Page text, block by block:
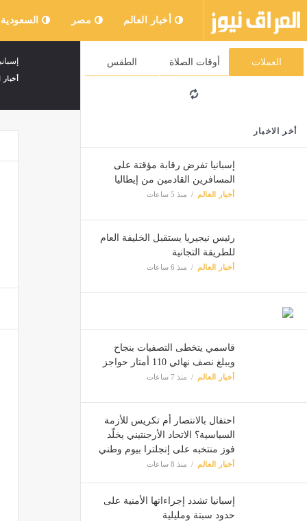
أخبار العالم مصر السعودية
العملات أوقات الصلاة الطقس
أخر الاخبار
إسبانيا تفرض رقابة مؤقتة على
المسافرين القادمين من إيطاليا
أخبار العالم منذ 5 ساعات
رئيس نيجيريا يستقبل الخليفة العام
للطريقة التجانية
أخبار العالم منذ 6 ساعات
قاسمي يتخطى التصفيات بنجاح
ويبلغ نصف نهائي 110 أمتار حواجز
أخبار العالم منذ 7 ساعات
احتفال بالانتصار أم تكريس للأزمة
السياسية؟ الاتحاد الأرجنتيني يخلّد
فوز منتخبه على إنجلترا بيوم وطني
أخبار العالم منذ 8 ساعات
إسبانيا تشدد إجراءاتها الأمنية على
حدود سبتة ومليلية
أخبار